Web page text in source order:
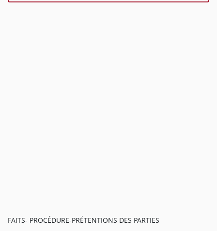
FAITS- PROCÉDURE-PRÉTENTIONS DES PARTIES